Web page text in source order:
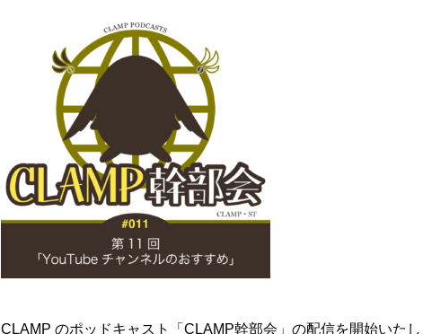
CLAMP のポッドキャスト「CLAMP幹部会」の配信を開始いたし